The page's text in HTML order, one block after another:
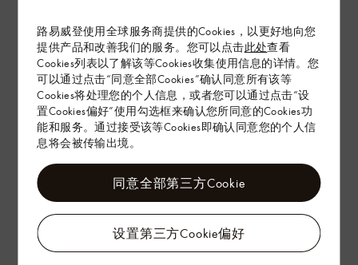
路易威登使用全球服务商提供的Cookies，以更好地向您
提供产品和改善我们的服务。您可以点击此处查看
Cookies列表以了解该等Cookies收集使用信息的详情。您
可以通过点击“同意全部Cookies”确认同意所有该等
Cookies将处理您的个人信息，或者您可以通过点击“设
置Cookies偏好”使用勾选框来确认您所同意的Cookies功
能和服务。通过接受该等Cookies即确认同意您的个人信
息将会被传输出境。
设置第三方Cookie偏好
同意全部第三方Cookie
配送 & 退货
赠礼